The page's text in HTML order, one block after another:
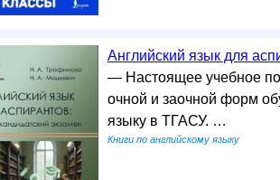
Английский язык для
— Настоящее учебное
очной и заочной форм
языку в ТГАСУ. …
Книги по английскому языку